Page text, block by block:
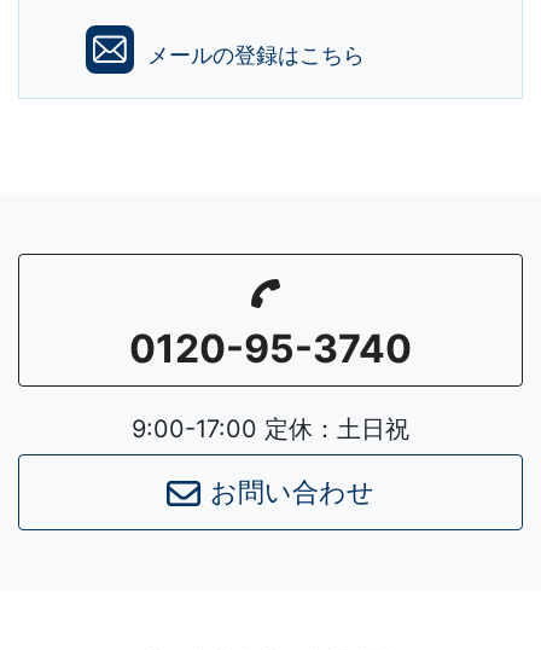
メールの登録はこちら
0120-95-3740
9:00-17:00 定休：土日祝
お問い合わせ